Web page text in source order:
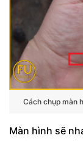
Cách chụp màn
Màn hình sẽ